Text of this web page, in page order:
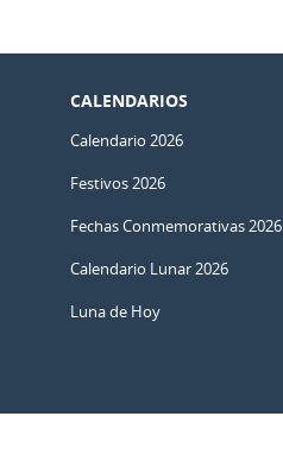
CALENDARIOS
Calendario 2026
Festivos 2026
Fechas Conmemorativas 2026
Calendario Lunar 2026
Luna de Hoy